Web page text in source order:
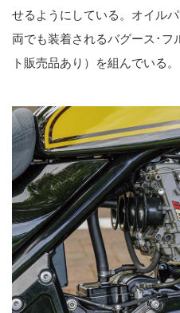
せるようにしている。オイル
両でも装着されるバグース･フ
ト販売品あり）を組んでいる。